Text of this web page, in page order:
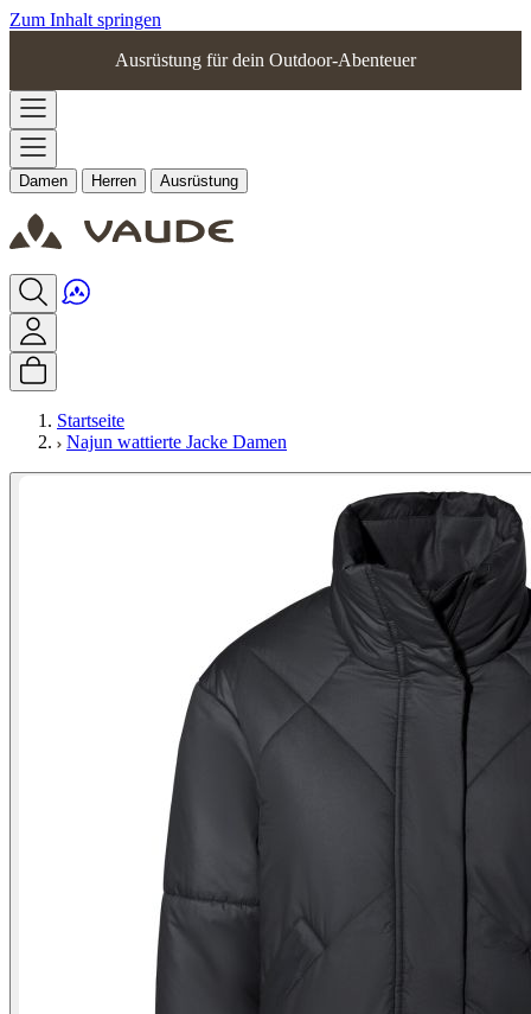
Zum Inhalt springen
Ausrüstung für dein Outdoor-Abenteuer
Damen Herren Ausrüstung
Startseite
Najun wattierte Jacke Damen